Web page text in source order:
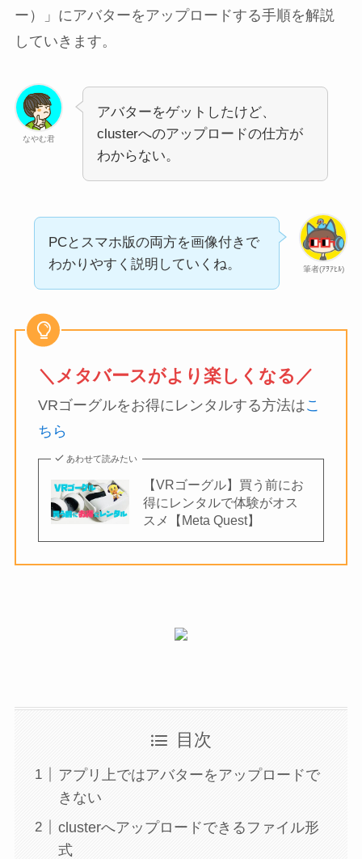
ー）」にアバターをアップロードする手順を解説
していきます。
なやむ君
アバターをゲットしたけど、
clusterへのアップロードの仕方が
わからない。
筆者(ｱｦｱﾋﾙ)
PCとスマホ版の両方を画像付きで
わかりやすく説明していくね。
＼メタバースがより楽しくなる／
VRゴーグルをお得にレンタルする方法はこ
ちら
あわせて読みたい
【VRゴーグル】買う前にお
得にレンタルで体験がオス
スメ【Meta Quest】
目次
アプリ上ではアバターをアップロードで
きない
clusterへアップロードできるファイル形
式